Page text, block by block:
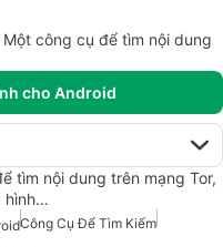
công cụ để tìm nội dung
cho Android
tìm nội dung trên mạng Tor,
hình…
Công Cụ Để Tìm Kiếm